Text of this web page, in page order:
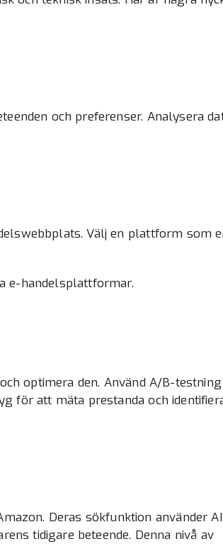
och preferenser. Analysera
Välj en plattform som
e-handelsplattformar.
optimera den. Använd A/B-
för att mäta prestanda och
Deras sökfunktion använder
tidigare beteende. Denna nivå av